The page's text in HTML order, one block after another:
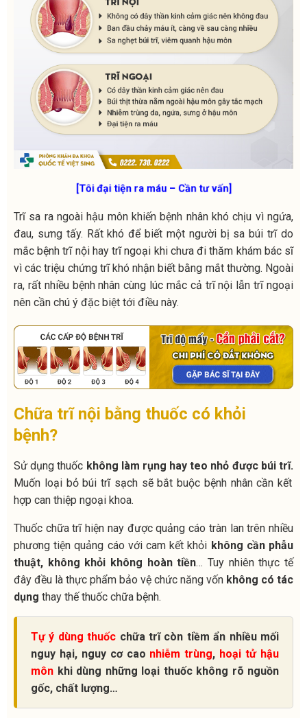
[Tôi đại tiện ra máu – Cần tư vấn]
Trĩ sa ra ngoài hậu môn khiến bệnh nhân khó chịu vì ngứa,
đau, sưng tấy. Rất khó để biết một người bị sa búi trĩ do
mắc bệnh trĩ nội hay trĩ ngoại khi chưa đi thăm khám bác sĩ
vì các triệu chứng trĩ khó nhận biết bằng mắt thường. Ngoài
ra, rất nhiều bệnh nhân cùng lúc mắc cả trĩ nội lẫn trĩ ngoại
nên cần chú ý đặc biệt tới điều này.
Chữa trĩ nội bằng thuốc có khỏi
bệnh?
Sử dụng thuốc không làm rụng hay teo nhỏ được búi trĩ.
Muốn loại bỏ búi trĩ sạch sẽ bắt buộc bệnh nhân cần kết
hợp can thiệp ngoại khoa.
Thuốc chữa trĩ hiện nay được quảng cáo tràn lan trên nhiều
phương tiện quảng cáo với cam kết khỏi không cần phẫu
thuật, không khỏi không hoàn tiền… Tuy nhiên thực tế
đây đều là thực phẩm bảo vệ chức năng vốn không có tác
dụng thay thế thuốc chữa bệnh.
Tự ý dùng thuốc chữa trĩ còn tiềm ẩn nhiều mối
nguy hại,nguy cơ cao nhiễm trùng, hoại tử hậu
môn khi dùng những loại thuốc không rõ nguồn
gốc, chất lượng…